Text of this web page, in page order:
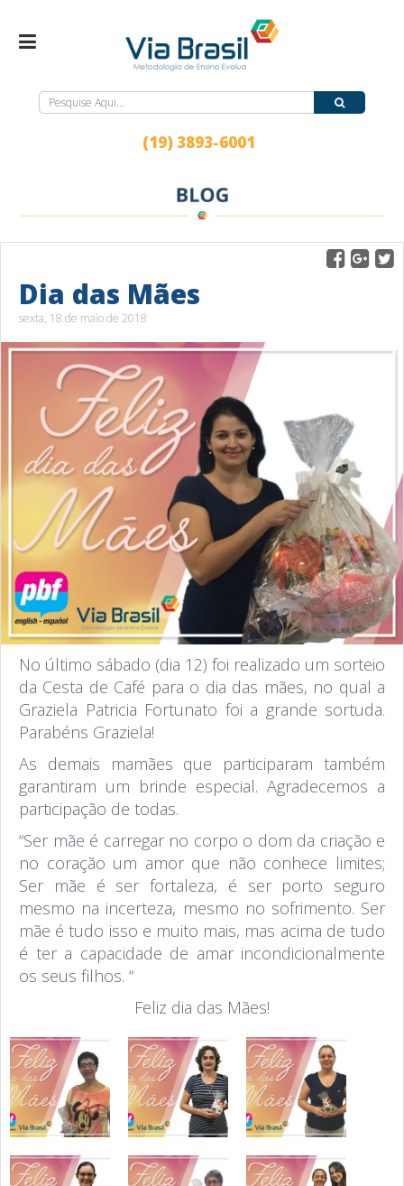
(19) 3893-6001
Dia das Mães
sexta, 18 de maio de 2018
No último sábado (dia 12) foi realizado um sorteio
da Cesta de Café para o dia das mães, no qual a
Graziela Patricia Fortunato foi a grande sortuda.
Parabéns Graziela!
As demais mamães que participaram também
garantiram um brinde especial. Agradecemos a
participação de todas.
“Ser mãe é carregar no corpo o dom da criação e
no coração um amor que não conhece limites;
Ser mãe é ser fortaleza, é ser porto seguro
mesmo na incerteza, mesmo no sofrimento. Ser
mãe é tudo isso e muito mais, mas acima de tudo
é ter a capacidade de amar incondicionalmente
os seus filhos. “
Feliz dia das Mães!